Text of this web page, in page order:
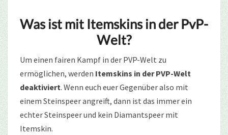
Was ist mit Itemskins in der PvP-
Welt?
Um einen fairen Kampf in der PVP-Welt zu
ermöglichen, werden Itemskins in der PVP-Welt
deaktiviert. Wenn euch euer Gegenüber also mit
einem Steinspeer angreift, dann ist das immer ein
echter Steinspeer und kein Diamantspeer mit
Itemskin.